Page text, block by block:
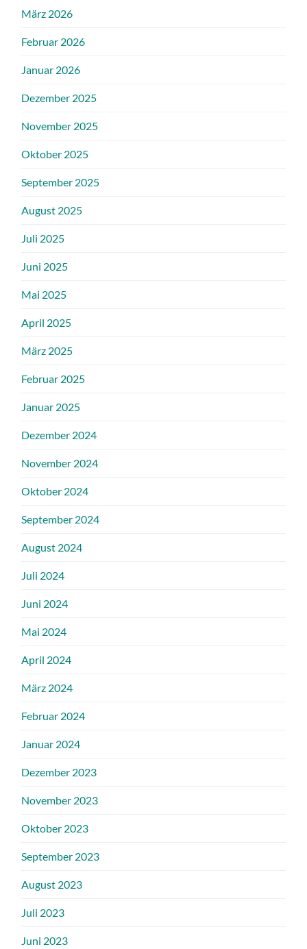
März 2026
Februar 2026
Januar 2026
Dezember 2025
November 2025
Oktober 2025
September 2025
August 2025
Juli 2025
Juni 2025
Mai 2025
April 2025
März 2025
Februar 2025
Januar 2025
Dezember 2024
November 2024
Oktober 2024
September 2024
August 2024
Juli 2024
Juni 2024
Mai 2024
April 2024
März 2024
Februar 2024
Januar 2024
Dezember 2023
November 2023
Oktober 2023
September 2023
August 2023
Juli 2023
Juni 2023